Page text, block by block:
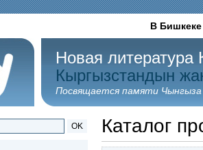
В Бишкеке
Новая литература
Кыргызстандын
Посвящается памяти
OK Каталог